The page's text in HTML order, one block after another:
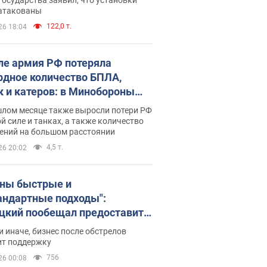
18:04 122,0 т.
армия РФ потеряла
количество БПЛА,
и катеров: в Минобороны
статистику
месяце также выросли потери РФ
силе и танках, а также количество
на большом расстоянии
20:02 4,5 т.
быстрые и
подходы":
пообещал предоставить
приоритетный доступ к
складским
иначе, бизнес после обстрелов
поддержку
00:08 756